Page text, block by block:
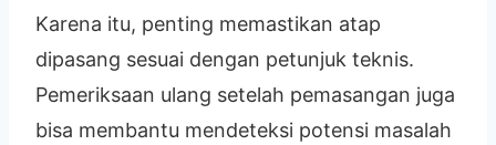
Karena itu, penting memastikan atap
dipasang sesuai dengan petunjuk teknis.
Pemeriksaan ulang setelah pemasangan juga
bisa membantu mendeteksi potensi masalah